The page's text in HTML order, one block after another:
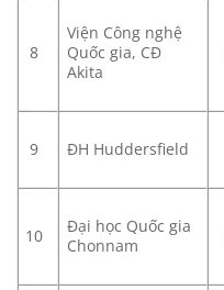
8
Viện Công nghệ
Quốc gia, CĐ
Akita
9 ĐH Huddersfield
10
Đại học Quốc gia
Chonnam